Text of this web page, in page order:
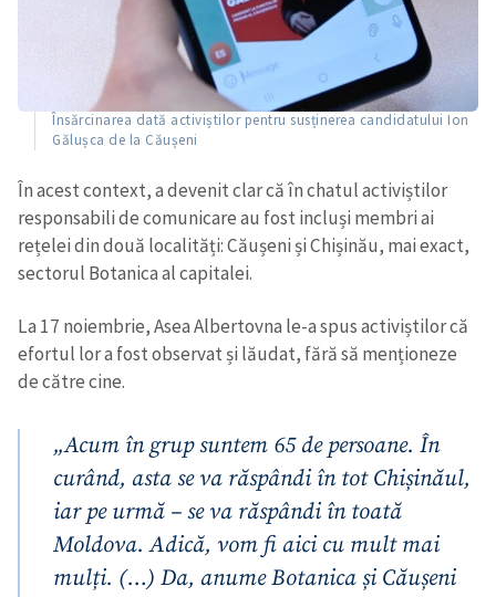
Însărcinarea dată activiștilor pentru susținerea candidatului Ion
Gălușca de la Căușeni
În acest context, a devenit clar că în chatul activiștilor
responsabili de comunicare au fost incluși membri ai
rețelei din două localități: Căușeni și Chișinău, mai exact,
sectorul Botanica al capitalei.
La 17 noiembrie, Asea Albertovna le-a spus activiștilor că
efortul lor a fost observat și lăudat, fără să menționeze
de către cine.
„Acum în grup suntem 65 de persoane. În
curând, asta se va răspândi în tot Chișinăul,
iar pe urmă – se va răspândi în toată
Moldova. Adică, vom fi aici cu mult mai
mulți. (…) Da, anume Botanica și Căușeni
Titlu știre
+ Adaugă titlu
Link media+ Link media
Mesajul știrei
+ Mesajul știrei